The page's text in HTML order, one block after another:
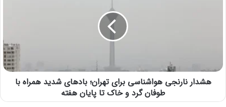
هشدار نارنجی هواشناسی برای تهران؛ باد‌های شدید همراه با
طوفان گرد و خاک تا پایان هفته